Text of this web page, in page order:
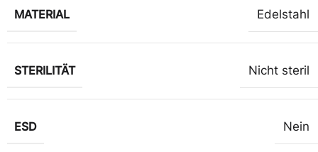
MATERIAL Edelstahl
STERILITÄT Nicht steril
ESD Nein